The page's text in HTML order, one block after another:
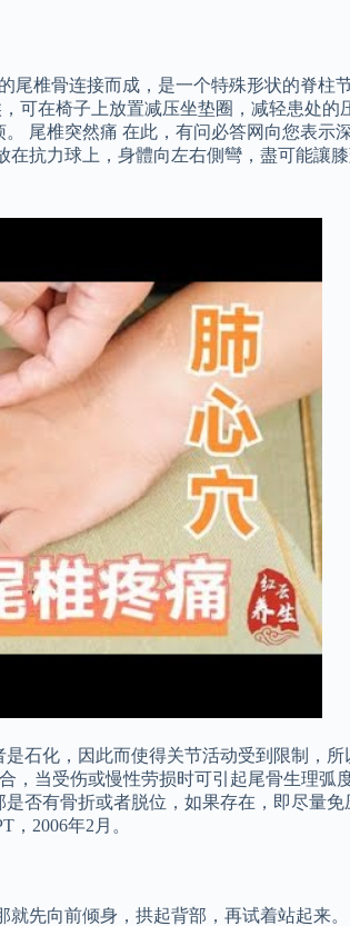
椎骨连接而成，是一个特殊形状的脊柱
在椅子上放置减压坐垫圈，减轻患处
尾椎突然痛 在此，有问必答网向您表示
抗力球上，身體向左右側彎，盡可能讓
化，因此而使得关节活动受到限制，所
当受伤或慢性劳损时可引起尾骨生理
否有骨折或者脱位，如果存在，即尽量免
2006年2月。
先向前倾身，拱起背部，再试着站起来